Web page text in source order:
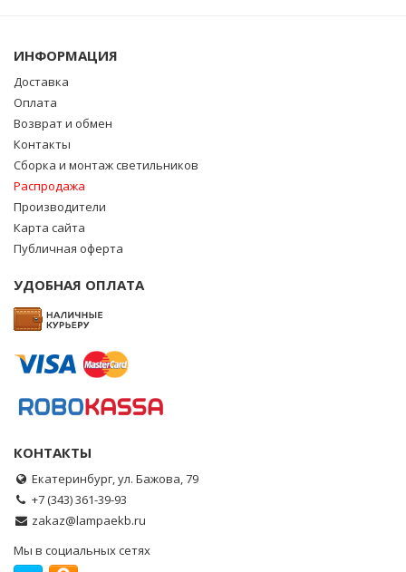
ИНФОРМАЦИЯ
Доставка
Оплата
Возврат и обмен
Контакты
Сборка и монтаж светильников
Распродажа
Производители
Карта сайта
Публичная оферта
УДОБНАЯ ОПЛАТА
КОНТАКТЫ
Екатеринбург, ул. Бажова, 79
+7 (343) 361-39-93
zakaz@lampaekb.ru
Мы в социальных сетях